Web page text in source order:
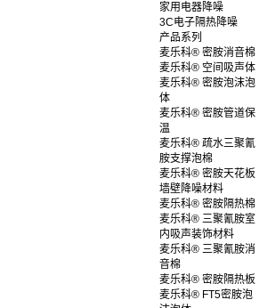
家用电器降噪
3C电子隔热降噪
产品系列
麦乐科® 密胺消音棉
麦乐科® 空间吸声体
麦乐科® 密胺泡沫泡
体
麦乐科® 密胺管道保
温
麦乐科® 疏水三聚氰
胺支撑泡棉
麦乐科® 密胺天花板
墙壁降噪材料
麦乐科® 密胺隔热棉
麦乐科® 三聚氰胺室
内吸声装饰材料
麦乐科® 三聚氰胺消
音棉
麦乐科® 密胺隔热板
麦乐科® FT5密胺泡